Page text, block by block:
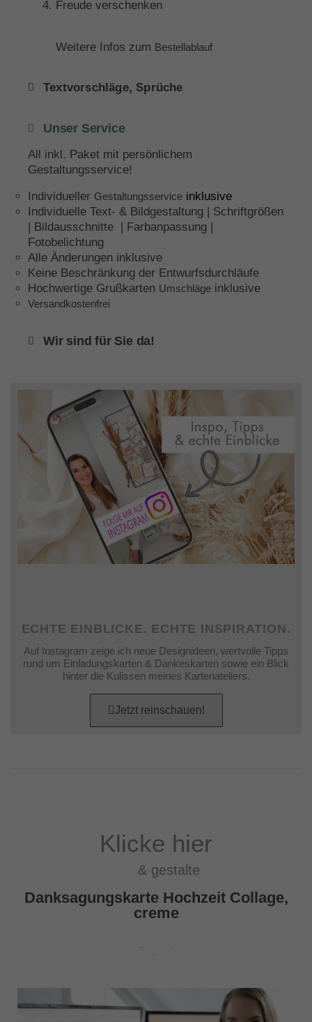
Freude verschenken
Weitere Infos zum Bestellablauf
Textvorschläge, Sprüche
Unser Service
All inkl. Paket mit persönlichem
Gestaltungsservice!
Individueller Gestaltungsservice inklusive
Individuelle Text- & Bildgestaltung | Schriftgrößen
| Bildausschnitte | Farbanpassung |
Fotobelichtung
Alle Änderungen inklusive
Keine Beschränkung der Entwurfsdurchläufe
Hochwertige Grußkarten Umschläge inklusive
Versandkostenfrei
Wir sind für Sie da!
ECHTE EINBLICKE. ECHTE INSPIRATION.
Auf Instagram zeige ich neue Designideen, wertvolle Tipps
rund um Einladungskarten & Dankeskarten sowie ein Blick
hinter die Kulissen meines Kartenateliers.
Jetzt reinschauen!
Klicke hier
& gestalte
Danksagungskarte Hochzeit Collage,
creme